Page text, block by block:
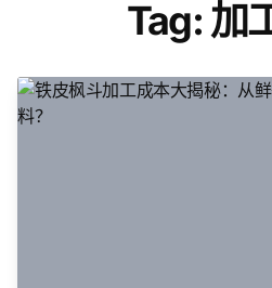
Tag: 加